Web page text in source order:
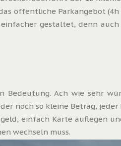
öffentliche Parkangebot (4h
gestaltet, denn
Bedeutung. Ach wie sehr
noch so kleine Betrag, jeder
einfach Karte auflegen
wechseln muss.